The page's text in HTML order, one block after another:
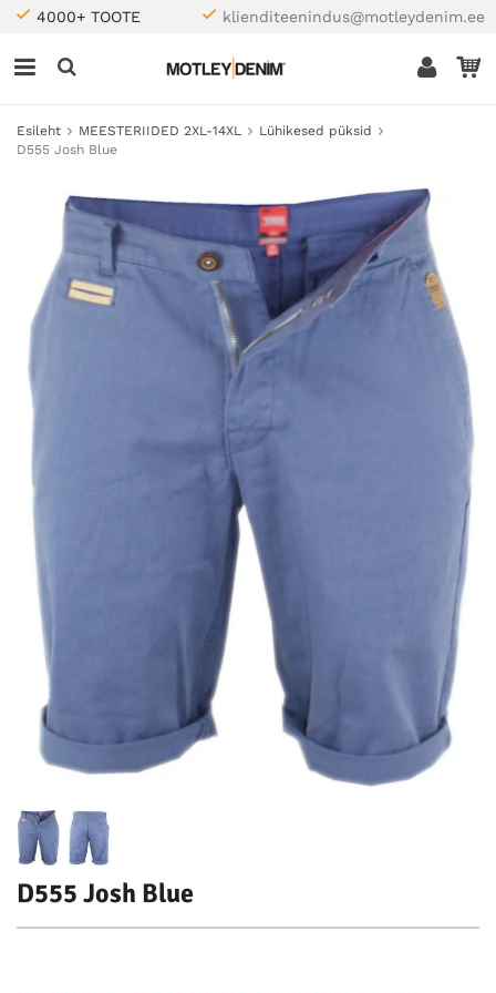
4000+ TOOTE klienditeenindus@motleydenim.ee
Esileht MEESTERIIDED 2XL-14XL
Lühikesed püksid
D555 Josh Blue
D555 Josh Blue